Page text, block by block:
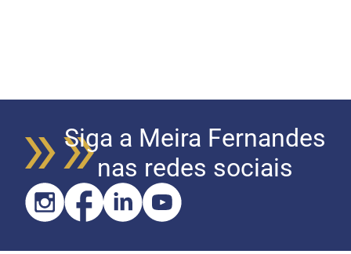
Siga a Meira Fernandes
nas redes sociais